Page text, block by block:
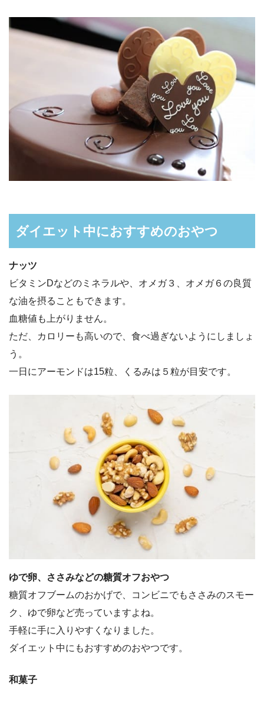
ダイエット中におすすめのおやつ
ナッツ
ビタミンDなどのミネラルや、オメガ３、オメガ６の良質
な油を摂ることもできます。
血糖値も上がりません。
ただ、カロリーも高いので、食べ過ぎないようにしましょ
う。
一日にアーモンドは15粒、くるみは５粒が目安です。
ゆで卵、ささみなどの糖質オフおやつ
糖質オフブームのおかげで、コンビニでもささみのスモー
ク、ゆで卵など売っていますよね。
手軽に手に入りやすくなりました。
ダイエット中にもおすすめのおやつです。
和菓子